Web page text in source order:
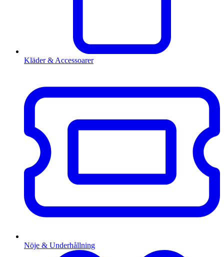
Kläder & Accessoarer
Nöje & Underhållning